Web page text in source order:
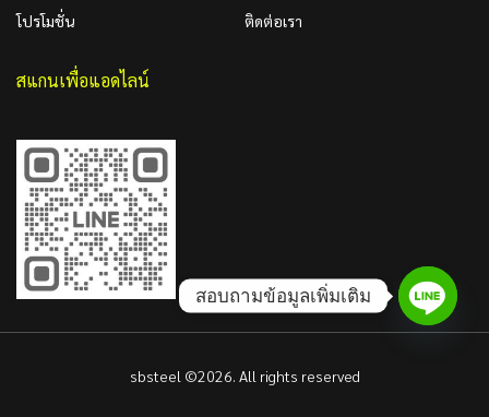
โปรโมชั่น
ติดต่อเรา
สแกนเพื่อแอดไลน์
sbsteel ©2026. All rights reserved
สอบถามข้อมูลเพิ่มเติม